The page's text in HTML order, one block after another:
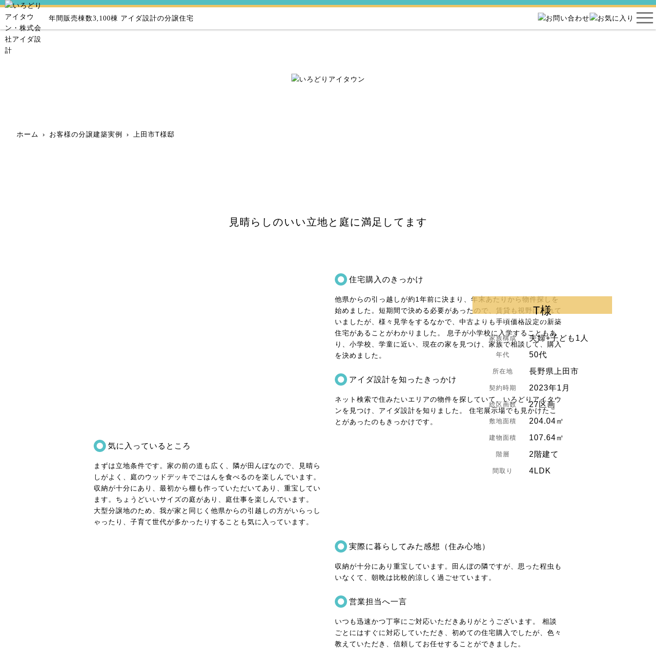
年間販売棟数3,100棟 アイダ設計の分譲住宅
ホーム › お客様の分譲建築実例 › 上田市T様邸
見晴らしのいい立地と庭に満足してます
T様
家族構成 夫婦+子ども1人
年代 50代
所在地 長野県上田市
契約時期 2023年1月
総区画数 27区画
敷地面積 204.04㎡
建物面積 107.64㎡
階層 2階建て
間取り 4LDK
住宅購入のきっかけ
他県からの引っ越しが約1年前に決まり、年末あたりから物件探しを
始めました。短期間で決める必要があったので、賃貸も視野に入れて
いましたが、様々見学をするなかで、中古よりも手頃価格設定の新築
住宅があることがわかりました。 息子が小学校に入学することもあ
り、小学校、学童に近い、現在の家を見つけ、家族で相談して、購入
を決めました。
アイダ設計を知ったきっかけ
ネット検索で住みたいエリアの物件を探していて、いろどりアイタウ
ンを見つけ、アイダ設計を知りました。 住宅展示場でも見かけたこ
とがあったのもきっかけです。
気に入っているところ
まずは立地条件です。家の前の道も広く、隣が田んぼなので、見晴ら
しがよく、庭のウッドデッキでごはんを食べるのを楽しんでいます。
収納が十分にあり、最初から棚も作っていただいてあり、重宝してい
ます。ちょうどいいサイズの庭があり、庭仕事を楽しんでいます。
大型分譲地のため、我が家と同じく他県からの引越しの方がいらっし
ゃったり、子育て世代が多かったりすることも気に入っています。
実際に暮らしてみた感想（住み心地）
収納が十分にあり重宝しています。田んぼの隣ですが、思った程虫も
いなくて、朝晩は比較的涼しく過ごせています。
営業担当へ一言
いつも迅速かつ丁寧にご対応いただきありがとうございます。 相談
ごとにはすぐに対応していただき、初めての住宅購入でしたが、色々
教えていただき、信頼してお任せすることができました。